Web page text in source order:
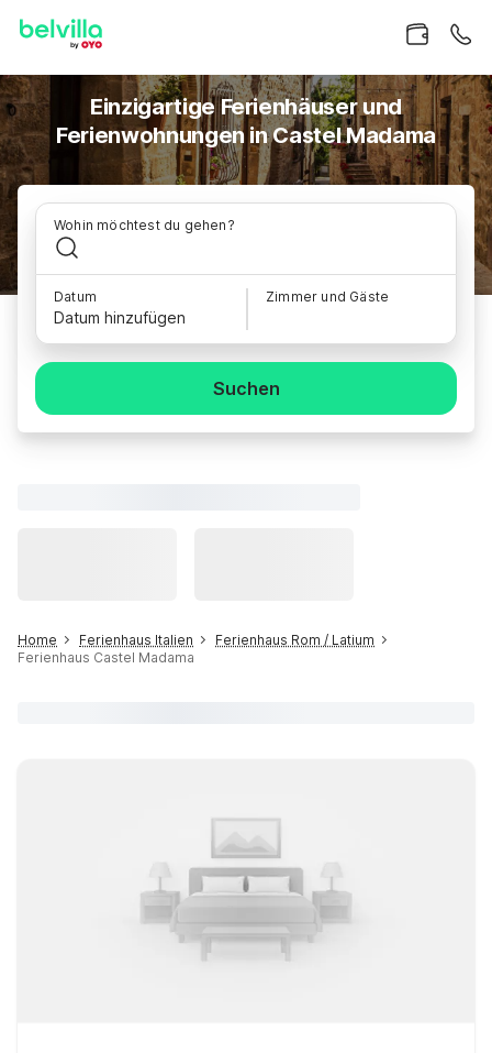
Einzigartige Ferienhäuser und
Ferienwohnungen in Castel Madama
Wohin möchtest du gehen?
Datum
Datum hinzufügen
Zimmer und Gäste
Suchen
Home Ferienhaus Italien
Ferienhaus Rom / Latium
Ferienhaus Castel Madama